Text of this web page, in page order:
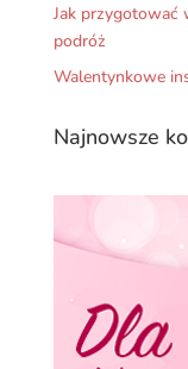
Jak przygotować
podróż
Walentynkowe
Najnowsze